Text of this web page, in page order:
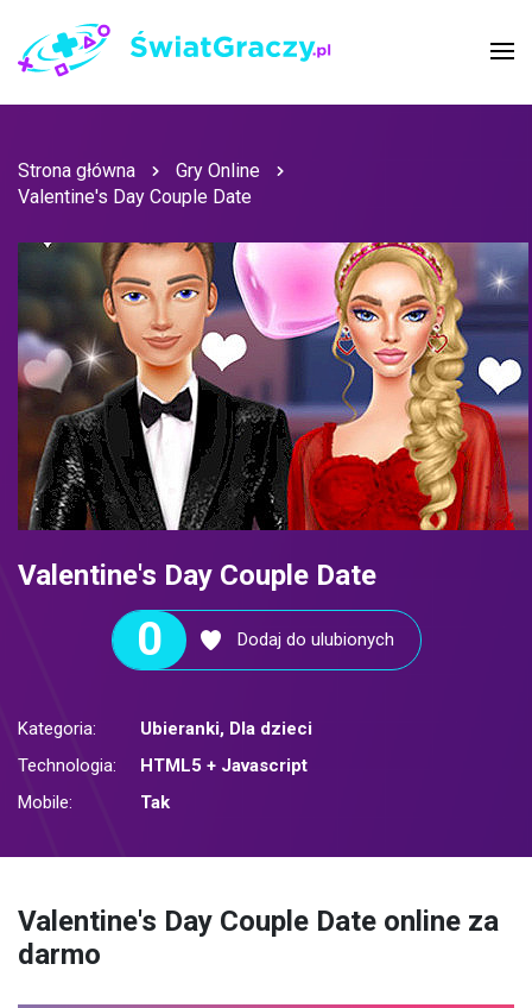
Strona główna
Gry Online
Valentine's Day Couple Date
Valentine's Day Couple Date
0 Dodaj do ulubionych
Kategoria: Ubieranki, Dla dzieci
Technologia:
HTML5 + Javascript
Mobile:
Tak
Valentine's Day Couple Date online za
darmo